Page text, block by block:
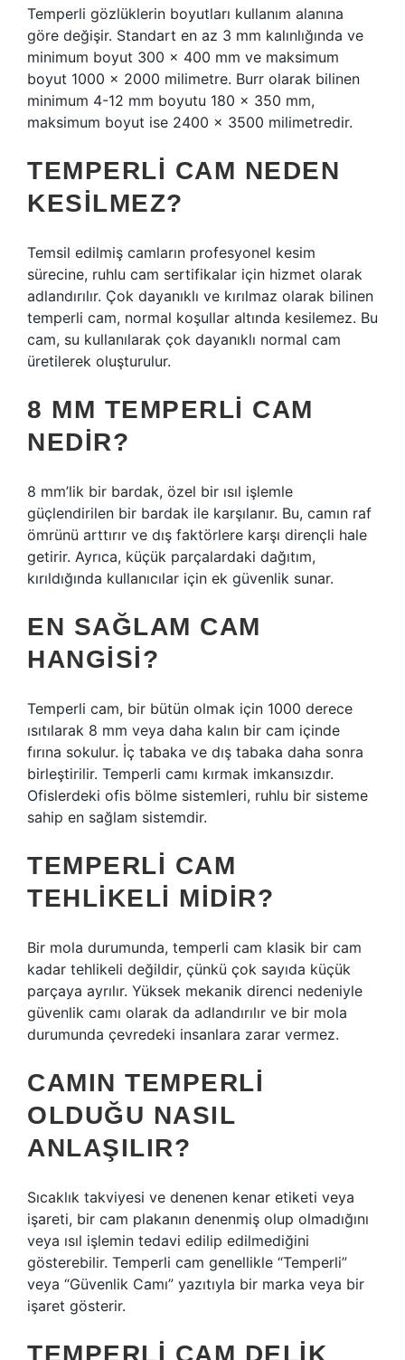
Temperli gözlüklerin boyutları kullanım alanına
göre değişir. Standart en az 3 mm kalınlığında ve
minimum boyut 300 × 400 mm ve maksimum
boyut 1000 × 2000 milimetre. Burr olarak bilinen
minimum 4-12 mm boyutu 180 × 350 mm,
maksimum boyut ise 2400 × 3500 milimetredir.
TEMPERLI CAM NEDEN
KESILMEZ?
Temsil edilmiş camların profesyonel kesim
sürecine, ruhlu cam sertifikalar için hizmet olarak
adlandırılır. Çok dayanıklı ve kırılmaz olarak bilinen
temperli cam, normal koşullar altında kesilemez. Bu
cam, su kullanılarak çok dayanıklı normal cam
üretilerek oluşturulur.
8 MM TEMPERLI CAM
NEDIR?
8 mm’lik bir bardak, özel bir ısıl işlemle
güçlendirilen bir bardak ile karşılanır. Bu, camın raf
ömrünü arttırır ve dış faktörlere karşı dirençli hale
getirir. Ayrıca, küçük parçalardaki dağıtım,
kırıldığında kullanıcılar için ek güvenlik sunar.
EN SAĞLAM CAM
HANGISI?
Temperli cam, bir bütün olmak için 1000 derece
ısıtılarak 8 mm veya daha kalın bir cam içinde
fırına sokulur. İç tabaka ve dış tabaka daha sonra
birleştirilir. Temperli camı kırmak imkansızdır.
Ofislerdeki ofis bölme sistemleri, ruhlu bir sisteme
sahip en sağlam sistemdir.
TEMPERLI CAM
TEHLIKELI MIDIR?
Bir mola durumunda, temperli cam klasik bir cam
kadar tehlikeli değildir, çünkü çok sayıda küçük
parçaya ayrılır. Yüksek mekanik direnci nedeniyle
güvenlik camı olarak da adlandırılır ve bir mola
durumunda çevredeki insanlara zarar vermez.
CAMIN TEMPERLI
OLDUĞU NASIL
ANLAŞILIR?
Sıcaklık takviyesi ve denenen kenar etiketi veya
işareti, bir cam plakanın denenmiş olup olmadığını
veya ısıl işlemin tedavi edilip edilmediğini
gösterebilir. Temperli cam genellikle “Temperli”
veya “Güvenlik Camı” yazıtıyla bir marka veya bir
işaret gösterir.
TEMPERLI CAM DELIK